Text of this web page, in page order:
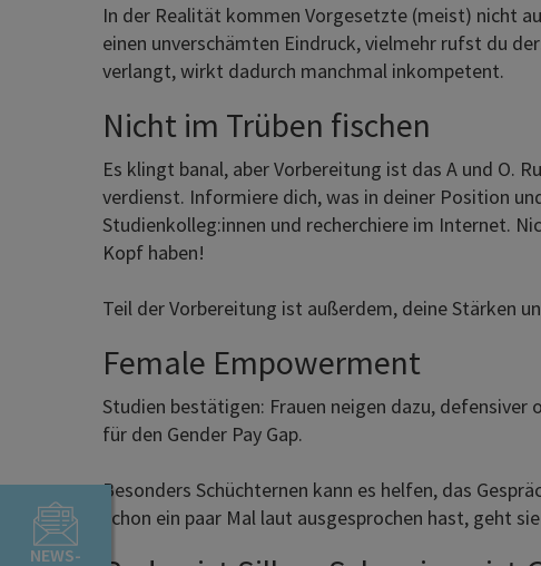
NEWS-
In der Realität kommen Vorgesetzte (meist) nicht
einen unverschämten Eindruck, vielmehr rufst du
verlangt, wirkt dadurch manchmal inkompetent.
Nicht im Trüben fischen
Es klingt banal, aber Vorbereitung ist das A und O.
verdienst. Informiere dich, was in deiner Position
Studienkolleg:innen und recherchiere im Internet.
Kopf haben!
Teil der Vorbereitung ist außerdem, deine Stärken
Female Empowerment
Studien bestätigen: Frauen neigen dazu,
für den Gender Pay Gap.
Besonders Schüchternen kann es helfen, das
schon ein paar Mal laut ausgesprochen hast, geht